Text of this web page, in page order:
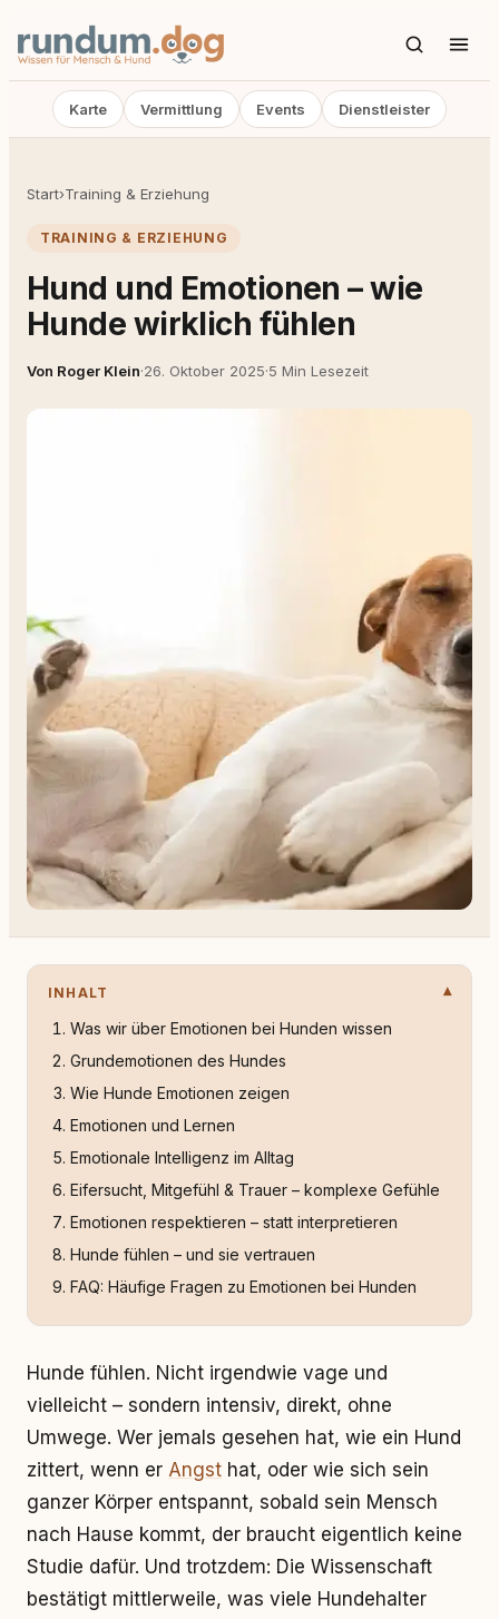
Karte Vermittlung Events Dienstleister
Start›Training & Erziehung
TRAINING & ERZIEHUNG
Hund und Emotionen – wie
Hunde wirklich fühlen
Von Roger Klein·26. Oktober 2025·5 Min Lesezeit
INHALT
Was wir über Emotionen bei Hunden wissen
Grundemotionen des Hundes
Wie Hunde Emotionen zeigen
Emotionen und Lernen
Emotionale Intelligenz im Alltag
Eifersucht, Mitgefühl & Trauer – komplexe Gefühle
Emotionen respektieren – statt interpretieren
Hunde fühlen – und sie vertrauen
FAQ: Häufige Fragen zu Emotionen bei Hunden
Hunde fühlen. Nicht irgendwie vage und
vielleicht – sondern intensiv, direkt, ohne
Umwege. Wer jemals gesehen hat, wie ein Hund
zittert, wenn er Angst hat, oder wie sich sein
ganzer Körper entspannt, sobald sein Mensch
nach Hause kommt, der braucht eigentlich keine
Studie dafür. Und trotzdem: Die Wissenschaft
bestätigt mittlerweile, was viele Hundehalter